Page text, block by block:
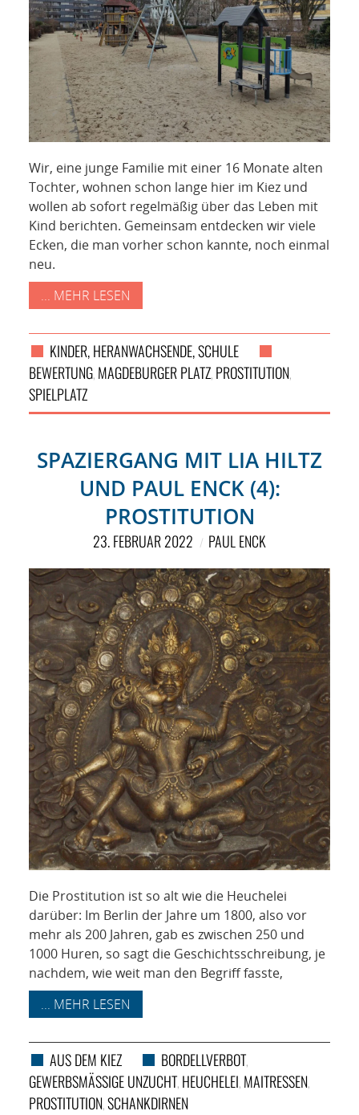
Wir, eine junge Familie mit einer 16 Monate alten
Tochter, wohnen schon lange hier im Kiez und
wollen ab sofort regelmäßig über das Leben mit
Kind berichten. Gemeinsam entdecken wir viele
Ecken, die man vorher schon kannte, noch einmal
neu.
... MEHR LESEN
KINDER, HERANWACHSENDE, SCHULE
BEWERTUNG, MAGDEBURGER PLATZ, PROSTITUTION,
SPIELPLATZ
SPAZIERGANG MIT LIA HILTZ
UND PAUL ENCK (4):
PROSTITUTION
23. FEBRUAR 2022 PAUL ENCK
Die Prostitution ist so alt wie die Heuchelei
darüber: Im Berlin der Jahre um 1800, also vor
mehr als 200 Jahren, gab es zwischen 250 und
1000 Huren, so sagt die Geschichtsschreibung, je
nachdem, wie weit man den Begriff fasste,
... MEHR LESEN
AUS DEM KIEZ BORDELLVERBOT,
GEWERBSMÄSSIGE UNZUCHT , HEUCHELEI, MAITRESSEN,
PROSTITUTION,SCHANKDIRNEN